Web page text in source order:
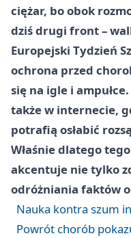
ciężar, bo obok
dziś drugi front –
Europejski Tydzień
ochrona przed
się na igle i
także w internecie,
potrafią osłabić
Właśnie dlatego
akcentuje nie tylko
odróżniania faktów
Nauka kontra szum
Powrót chorób